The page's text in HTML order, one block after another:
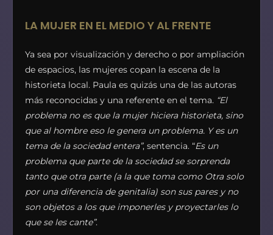
LA MUJER EN EL MEDIO Y AL FRENTE
Ya sea por visualización y derecho o por ampliación
de espacios, las mujeres copan la escena de la
historieta local. Paula es quizás una de las autoras
más reconocidas y una referente en el tema. “El
problema no es que la mujer hiciera historieta, sino
que al hombre eso le genera un problema. Y es un
tema de la sociedad entera”, sentencia. “Es un
problema que parte de la sociedad se sorprenda
tanto que otra parte (a la que toma como Otra solo
por una diferencia de genitalia) son sus pares y no
son objetos a los que imponerles y proyectarles lo
que se les cante”.